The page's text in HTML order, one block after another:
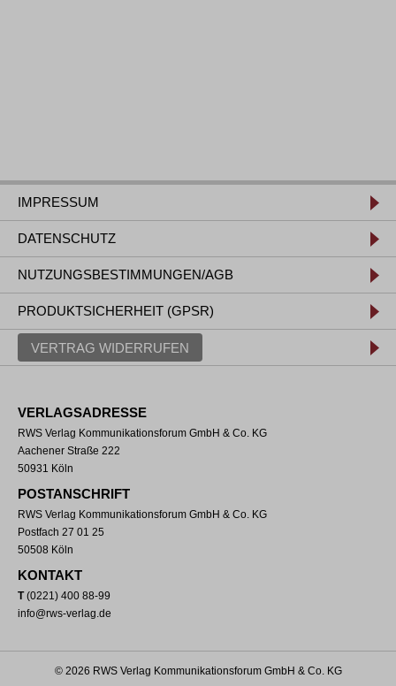
IMPRESSUM
DATENSCHUTZ
NUTZUNGSBESTIMMUNGEN/AGB
PRODUKTSICHERHEIT (GPSR)
VERTRAG WIDERRUFEN
VERLAGSADRESSE
RWS Verlag Kommunikationsforum GmbH & Co. KG
Aachener Straße 222
50931 Köln
POSTANSCHRIFT
RWS Verlag Kommunikationsforum GmbH & Co. KG
Postfach 27 01 25
50508 Köln
KONTAKT
T(0221) 400 88-99
info@rws-verlag.de
© 2026 RWS Verlag Kommunikationsforum GmbH & Co. KG